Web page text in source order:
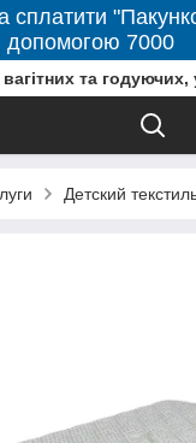
сплатити
допомогою 7000
та
Детский